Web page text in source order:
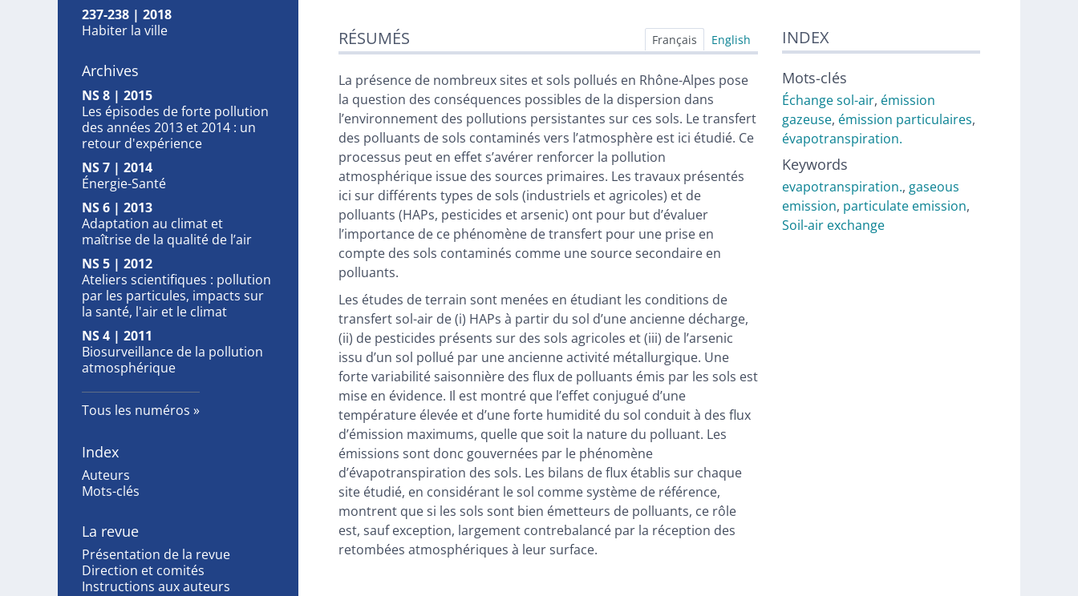
237-238 | 2018
Habiter la ville
Archives
NS 8 | 2015
Les épisodes de forte pollution
des années 2013 et 2014 : un
retour d'expérience
NS 7 | 2014
Énergie-Santé
NS 6 | 2013
Adaptation au climat et
maîtrise de la qualité de l’air
NS 5 | 2012
Ateliers scientifiques : pollution
par les particules, impacts sur
la santé, l'air et le climat
NS 4 | 2011
Biosurveillance de la pollution
atmosphérique
Tous les numéros
Index
Auteurs
Mots-clés
La revue
Présentation de la revue
Direction et comités
Instructions aux auteurs
Index
Plan
Texte
Bibliographie
Illustrations
Citer cet article
Auteurs
RÉSUMÉS Français English
La présence de nombreux sites et sols pollués en Rhône-Alpes pose
la question des conséquences possibles de la dispersion dans
l’environnement des pollutions persistantes sur ces sols. Le transfert
des polluants de sols contaminés vers l’atmosphère est ici étudié. Ce
processus peut en effet s’avérer renforcer la pollution
atmosphérique issue des sources primaires. Les travaux présentés
ici sur différents types de sols (industriels et agricoles) et de
polluants (HAPs, pesticides et arsenic) ont pour but d’évaluer
l’importance de ce phénomène de transfert pour une prise en
compte des sols contaminés comme une source secondaire en
polluants.
Les études de terrain sont menées en étudiant les conditions de
transfert sol-air de (i) HAPs à partir du sol d’une ancienne décharge,
(ii) de pesticides présents sur des sols agricoles et (iii) de l’arsenic
issu d’un sol pollué par une ancienne activité métallurgique. Une
forte variabilité saisonnière des flux de polluants émis par les sols est
mise en évidence. Il est montré que l’effet conjugué d’une
température élevée et d’une forte humidité du sol conduit à des flux
d’émission maximums, quelle que soit la nature du polluant. Les
émissions sont donc gouvernées par le phénomène
d’évapotranspiration des sols. Les bilans de flux établis sur chaque
site étudié, en considérant le sol comme système de référence,
montrent que si les sols sont bien émetteurs de polluants, ce rôle
est, sauf exception, largement contrebalancé par la réception des
retombées atmosphériques à leur surface.
INDEX
Mots-clés
Échange sol-air, émission
gazeuse, émission particulaires,
évapotranspiration.
Keywords
evapotranspiration.,gaseous
emission, particulate emission,
Soil-air exchange